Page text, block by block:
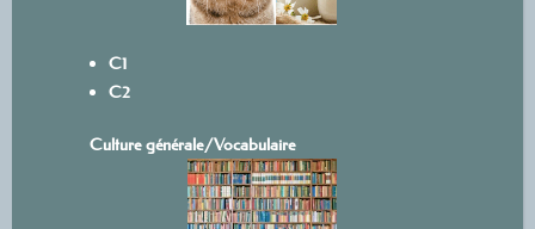
C1
C2
Culture générale/Vocabulaire